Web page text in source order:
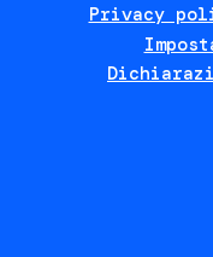
Privacy